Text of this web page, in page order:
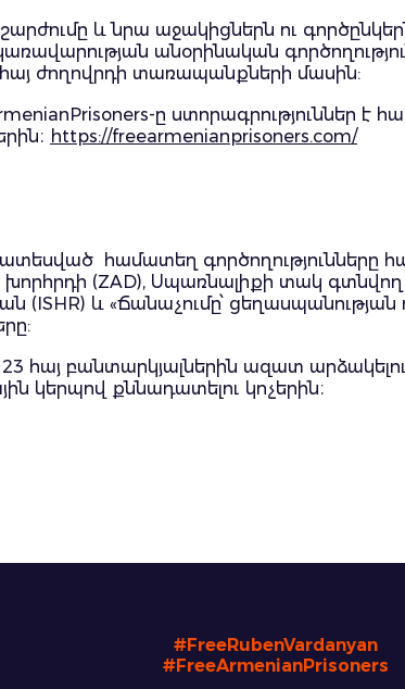
շարժումը և նրա աջակիցներն ու
անօրինական
հայ ժողովրդի տառապանքների մասին:
ը ստորագրություններ է
https://freearmenianprisoners.com/
համատեղ գործողությունները
(ZAD), Սպառնալիքի տակ գտնվող
(ISHR) և «Ճանաչումը՝
23 հայ բանտարկյալներին ազատ
կերպով քննադատելու կոչերին։
#FreeRubenVardanyan
#FreeArmenianPrisoners